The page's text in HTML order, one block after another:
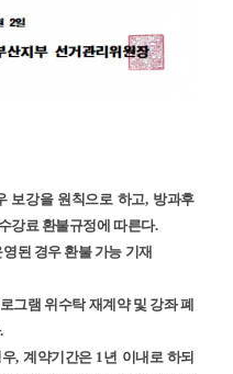
보강을 원칙으로 하고, 방과후
강료 환불규정에 따른다.
된 경우 환불 가능 기재
그램 위수탁 재계약 및 강좌 폐
.
,계약기간은 1년 이내로 하되